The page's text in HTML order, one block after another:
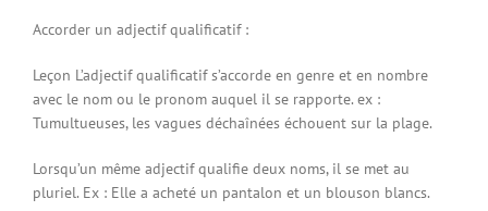
Accorder un adjectif qualificatif :
Leçon L’adjectif qualificatif s’accorde en genre et en nombre
avec le nom ou le pronom auquel il se rapporte. ex :
Tumultueuses, les vagues déchaînées échouent sur la plage.
Lorsqu’un même adjectif qualifie deux noms, il se met au
pluriel. Ex : Elle a acheté un pantalon et un blouson blancs.